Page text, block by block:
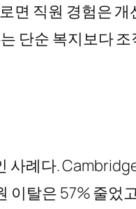
면 직원 경험은 개
단순 복지보다
사례다.
이탈은 57% 줄었